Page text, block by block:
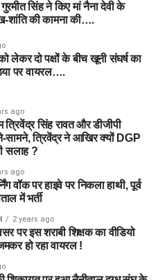
सिंह ने किए मां नैना देवी के
शांति की कामना की….
लेकर दो पक्षों के बीच खूनी संघर्ष का
पर वायरल….
ago
त्रिवेंद्र सिंह रावत और डीजीपी
त्रिवेंद्र ने आखिर क्यों DGP
सलाह ?
ago
वॉक पर हाइवे पर निकला हाथी, पूर्व
में भर्ती
2 years ago
पर इस शराबी शिक्षक का वीडियो
हो रहा वायरल !